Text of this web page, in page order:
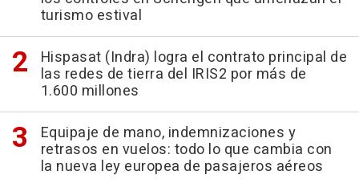
turismo estival
Hispasat (Indra) logra el contrato principal de
las redes de tierra del IRIS2 por más de
1.600 millones
Equipaje de mano, indemnizaciones y
retrasos en vuelos: todo lo que cambia con
la nueva ley europea de pasajeros aéreos